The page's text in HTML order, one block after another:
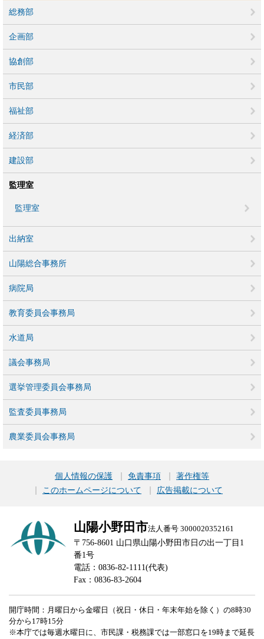
総務部
企画部
協創部
市民部
福祉部
経済部
建設部
監理室
監理室
出納室
山陽総合事務所
病院局
教育委員会事務局
水道局
議会事務局
選挙管理委員会事務局
監査委員事務局
農業委員会事務局
個人情報の保護 免責事項
著作権等
このホームページについて
広告掲載について
山陽小野田市法人番号 3000020352161
〒756-8601 山口県山陽小野田市日の出一丁目1
番1号
電話：0836-82-1111(代表)
Fax：0836-83-2604
開庁時間：月曜日から金曜日（祝日・休日・年末年始を除く）の8時30
分から17時15分
※本庁では毎週水曜日に、市民課・税務課では一部窓口を19時まで延長